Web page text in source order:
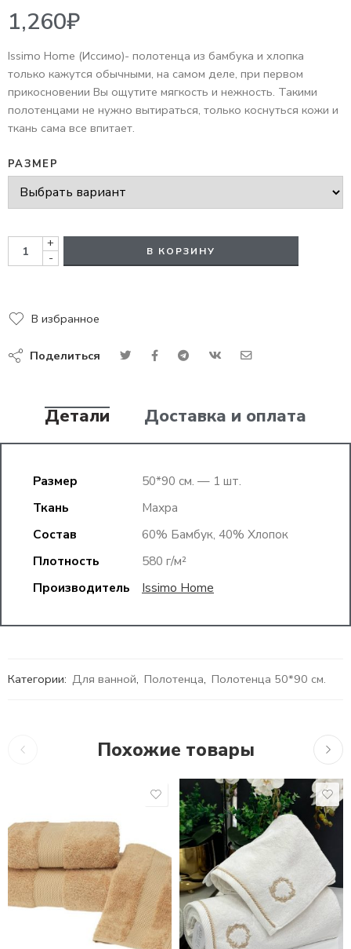
Issimo Home (Иссимо)- полотенца из бамбука и хлопка
только кажутся обычными, на самом деле, при первом
прикосновении Вы ощутите мягкость и нежность. Такими
полотенцами не нужно вытираться, только коснуться кожи и
ткань сама все впитает.
РАЗМЕР
+
-
В КОРЗИНУ
В избранное
Поделиться
Детали Доставка и оплата
Размер
50*90 см. — 1 шт.
Ткань
Махра
Состав
60% Бамбук, 40% Хлопок
Плотность
580 г/м²
Производитель
Issimo Home
Категории: Для ванной, Полотенца, Полотенца 50*90 см.
Похожие товары
1,419₽–3,461₽ 1,721₽– 3,861₽